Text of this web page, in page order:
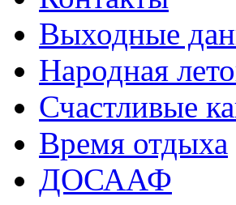
Выходные
Народная
Счастливые
Время отдыха
ДОСААФ